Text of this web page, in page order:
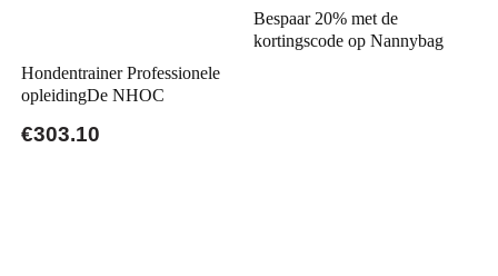
Hondentrainer Professionele
opleidingDe NHOC
€303.10
Bespaar 20% met de
kortingscode op Nannybag